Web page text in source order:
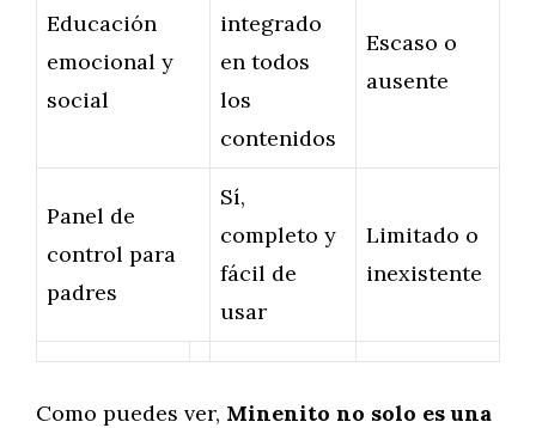
Educación
emocional y
social
integrado
en todos
los
contenidos
Escaso o
ausente
Panel de
control para
padres
Sí,
completo y
fácil de
usar
Limitado o
inexistente
Como puedes ver, Minenito no solo es una